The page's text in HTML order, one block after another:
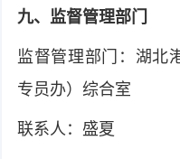
九、监督管理部门
监督管理部门：湖北
专员办）综合室
联系人：盛夏